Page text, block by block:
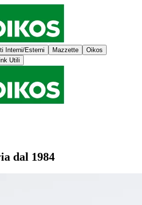
Interni/Esterni Mazzette Oikos
Utili
dal 1984